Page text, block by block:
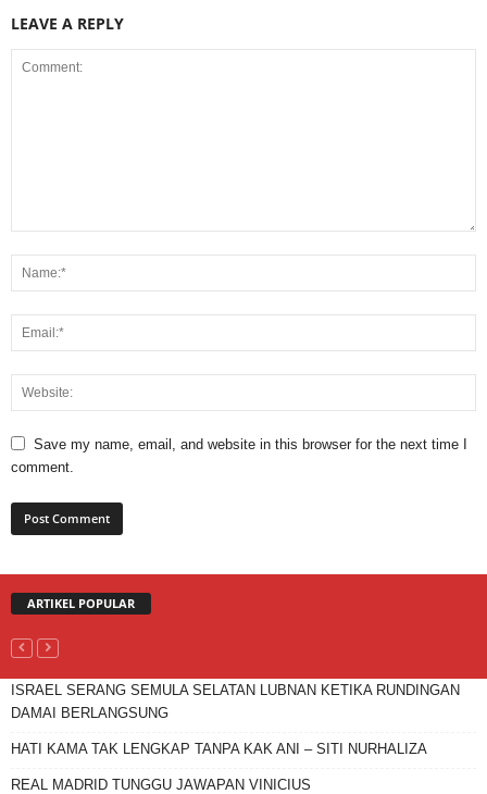
LEAVE A REPLY
Save my name, email, and website in this browser for the next time I
comment.
ARTIKEL POPULAR
ISRAEL SERANG SEMULA SELATAN LUBNAN KETIKA RUNDINGAN
DAMAI BERLANGSUNG
HATI KAMA TAK LENGKAP TANPA KAK ANI – SITI NURHALIZA
REAL MADRID TUNGGU JAWAPAN VINICIUS